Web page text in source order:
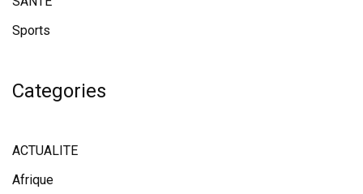
Sports
Categories
ACTUALITE
Afrique